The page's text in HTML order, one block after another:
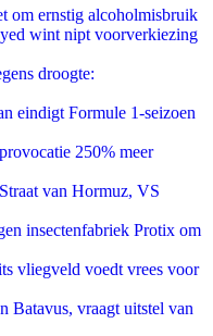
om ernstig alcoholmisbruik
wint nipt voorverkiezing
droogte:
eindigt Formule 1-seizoen
250% meer
van Hormuz, VS
insectenfabriek Protix om
vliegveld voedt vrees voor
Batavus, vraagt uitstel van